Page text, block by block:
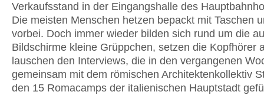
Verkaufsstand in der Eingangshalle des
Die meisten Menschen hetzen bepackt mit Taschen
vorbei. Doch immer wieder bilden sich rund um die
Bildschirme kleine Grüppchen, setzen die Kopfhörer
lauschen den Interviews, die in den vergangenen
gemeinsam mit dem römischen Architektenkollektiv
den 15 Romacamps der italienischen Hauptstadt